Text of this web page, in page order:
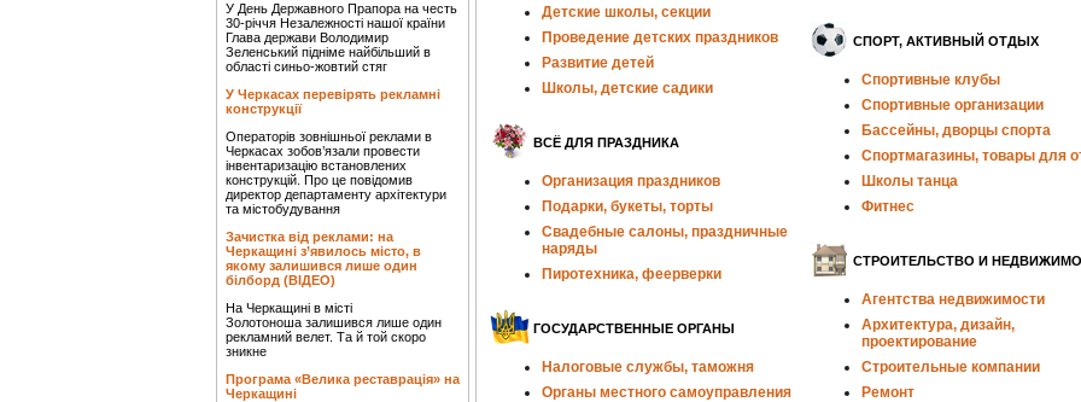
У День Державного Прапора на честь
30-річчя Незалежності нашої країни
Глава держави Володимир
Зеленський підніме найбільший в
області синьо-жовтий стяг
У Черкасах перевірять рекламні
конструкції
Операторів зовнішньої реклами в
Черкасах зобов’язали провести
інвентаризацію встановлених
конструкцій. Про це повідомив
директор департаменту архітектури
та містобудування
Зачистка від реклами: на
Черкащині з’явилось місто, в
якому залишився лише один
білборд (ВІДЕО)
На Черкащині в місті
Золотоноша залишився лише один
рекламний велет. Та й той скоро
зникне
Програма «Велика реставрація» на
Черкащині
Детские школы, секции
Проведение детских праздников
Развитие детей
Школы, детские садики
ВСЁ ДЛЯ ПРАЗДНИКА
Организация праздников
Подарки, букеты, торты
Свадебные салоны, праздничные
наряды
Пиротехника, феерверки
ГОСУДАРСТВЕННЫЕ ОРГАНЫ
Налоговые службы, таможня
Органы местного самоуправления
СПОРТ, АКТИВНЫЙ ОТДЫХ
Спортивные клубы
Спортивные организации
Бассейны, дворцы спорта
Спортмагазины, товары для
Школы танца
Фитнес
СТРОИТЕЛЬСТВО И
Агентства недвижимости
Архитектура, дизайн,
проектирование
Строительные компании
Ремонт